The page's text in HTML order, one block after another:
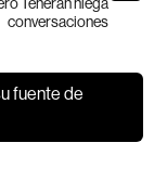
conversaciones
fuente de